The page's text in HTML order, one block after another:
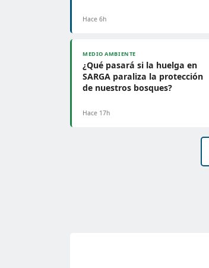
Hace 6h
MEDIO AMBIENTE
¿Qué pasará si la huelga en
SARGA paraliza la protección
de nuestros bosques?
Hace 17h